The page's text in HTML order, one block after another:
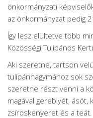
önkormányzati
az önkormányzat pedig
Így lesz elültetve több
Közösségi Tulipános
Aki szeretne, tartson
tulipánhagymához sok
szeretne részt venni a
magával gereblyét, ásót,
zsíroskenyeret és a teát.